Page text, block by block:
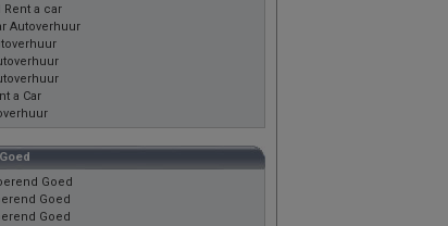
Rent a car
Autoverhuur
a Car
Goed
Goed
Goed